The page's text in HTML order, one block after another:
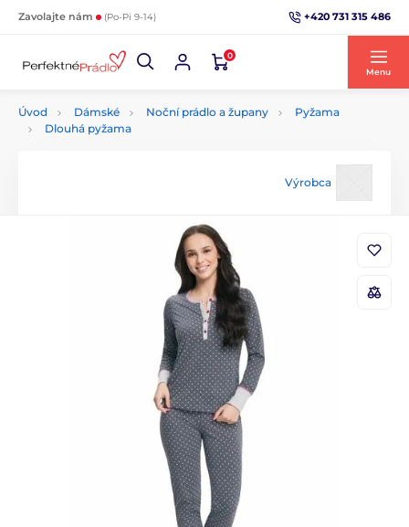
Zavolajte nám (Po-Pi 9-14) +420 731 315 486
0
Menu
Úvod Dámské Noční prádlo a župany
Pyžama
Dlouhá pyžama
Výrobca